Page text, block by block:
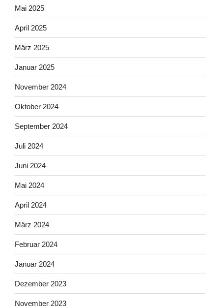
Mai 2025
April 2025
März 2025
Januar 2025
November 2024
Oktober 2024
September 2024
Juli 2024
Juni 2024
Mai 2024
April 2024
März 2024
Februar 2024
Januar 2024
Dezember 2023
November 2023